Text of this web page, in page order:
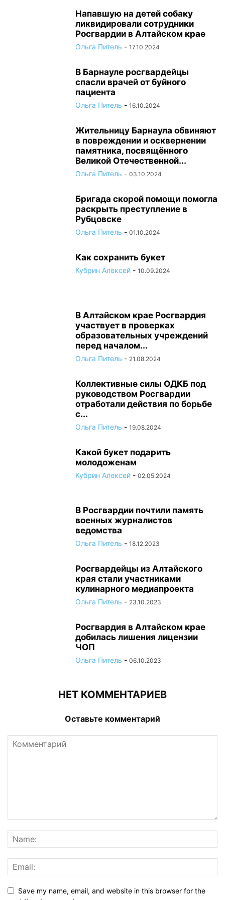
Напавшую на детей собаку
ликвидировали сотрудники
Росгвардии в Алтайском крае
Ольга Питель - 17.10.2024
В Барнауле росгвардейцы
спасли врачей от буйного
пациента
Ольга Питель - 16.10.2024
Жительницу Барнаула обвиняют
в повреждении и осквернении
памятника, посвящённого
Великой Отечественной...
Ольга Питель - 03.10.2024
Бригада скорой помощи помогла
раскрыть преступление в
Рубцовске
Ольга Питель - 01.10.2024
Как сохранить букет
Кубрин Алексей - 10.09.2024
В Алтайском крае Росгвардия
участвует в проверках
образовательных учреждений
перед началом...
Ольга Питель - 21.08.2024
Коллективные силы ОДКБ под
руководством Росгвардии
отработали действия по борьбе
с...
Ольга Питель - 19.08.2024
Какой букет подарить
молодоженам
Кубрин Алексей - 02.05.2024
В Росгвардии почтили память
военных журналистов
ведомства
Ольга Питель - 18.12.2023
Росгвардейцы из Алтайского
края стали участниками
кулинарного медиапроекта
Ольга Питель - 23.10.2023
Росгвардия в Алтайском крае
добилась лишения лицензии
ЧОП
Ольга Питель - 06.10.2023
НЕТ КОММЕНТАРИЕВ
Оставьте комментарий
Save my name, email, and website in this browser for the